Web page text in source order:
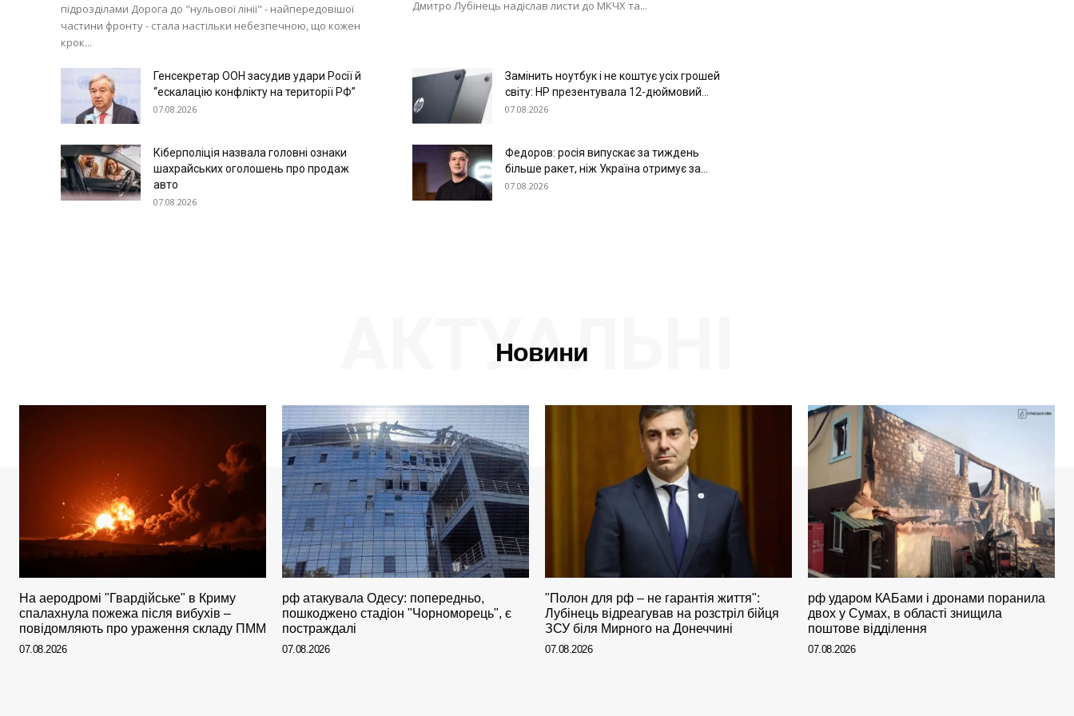
підрозділами Дорога до "нульової лінії" - найпередовішої
частини фронту - стала настільки небезпечною, що кожен
крок...
Дмитро Лубінець надіслав листи до МКЧХ та...
Генсекретар ООН засудив удари Росії й
“ескалацію конфлікту на території РФ”
07.08.2026
Замінить ноутбук і не коштує усіх грошей
світу: HP презентувала 12-дюймовий...
07.08.2026
Кіберполіція назвала головні ознаки
шахрайських оголошень про продаж
авто
07.08.2026
Федоров: росія випускає за тиждень
більше ракет, ніж Україна отримує за...
07.08.2026
Новини
АКТУАЛЬНІ
На аеродромі "Гвардійське" в Криму
спалахнула пожежа після вибухів –
повідомляють про ураження складу ПММ
07.08.2026
рф атакувала Одесу: попередньо,
пошкоджено стадіон "Чорноморець", є
постраждалі
07.08.2026
"Полон для рф – не гарантія життя":
Лубінець відреагував на розстріл бійця
ЗСУ біля Мирного на Донеччині
07.08.2026
рф ударом КАБами і дронами поранила
двох у Сумах, в області знищила
поштове відділення
07.08.2026